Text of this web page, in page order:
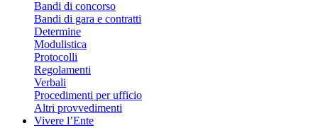
Bandi di concorso
Bandi di gara e contratti
Determine
Modulistica
Protocolli
Regolamenti
Verbali
Procedimenti per ufficio
Altri provvedimenti
Vivere l’Ente